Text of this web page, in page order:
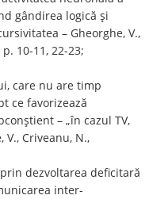
gândirea logică și
– Gheorghe, V.,
10-11, 22-23;
care nu are timp
ce favorizează
– „în cazul TV,
V., Criveanu, N.,
dezvoltarea deficitară
inter-